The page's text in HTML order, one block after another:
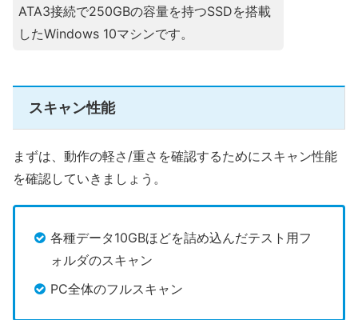
ATA3接続で250GBの容量を持つSSDを搭載
したWindows 10マシンです。
スキャン性能
まずは、動作の軽さ/重さを確認するためにスキャン性能
を確認していきましょう。
各種データ10GBほどを詰め込んだテスト用フ
ォルダのスキャン
PC全体のフルスキャン